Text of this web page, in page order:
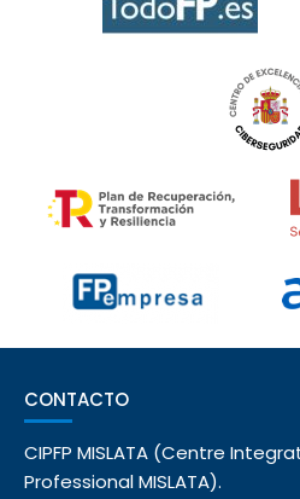
CONTACTO
CIPFP MISLATA (Centre
Professional MISLATA).